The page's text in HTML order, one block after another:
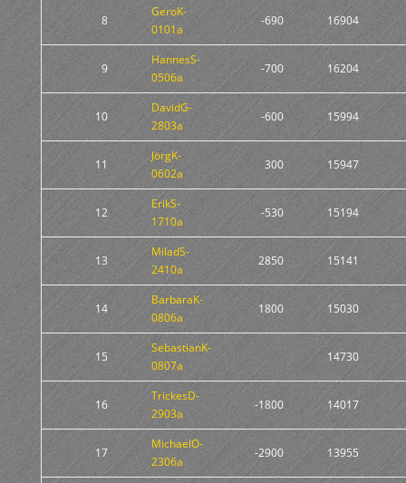
8
GeroK-
0101a
-690 16904
9
HannesS-
0506a
-700 16204
10
DavidG-
2803a
-600 15994
11
JörgK-
0602a
300 15947
12
ErikS-
1710a
-530 15194
13
MiladS-
2410a
2850 15141
14
BarbaraK-
0806a
1800 15030
15
SebastianK-
0807a
14730
16
TrickesD-
2903a
-1800 14017
17
MichaelO-
2306a
-2900 13955